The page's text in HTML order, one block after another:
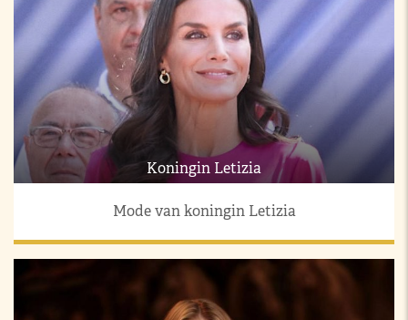
Koningin Letizia
Mode van koningin Letizia